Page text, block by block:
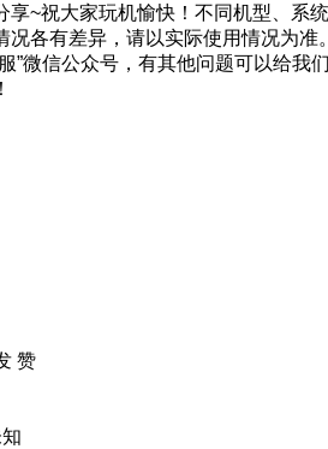
享~祝大家玩机愉快！不同机型、系统
况各有差异，请以实际使用情况为准
”微信公众号，有其他问题可以给我
赞